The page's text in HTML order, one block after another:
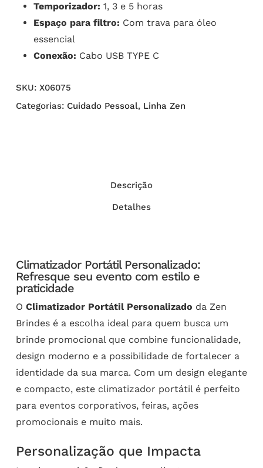
Temporizador: 1, 3 e 5 horas
Espaço para filtro: Com trava para óleo
essencial
Conexão: Cabo USB TYPE C
SKU: X06075
Categorias: Cuidado Pessoal, Linha Zen
Descrição
Detalhes
Climatizador Portátil Personalizado:
Refresque seu evento com estilo e
praticidade
O Climatizador Portátil Personalizado da Zen
Brindes é a escolha ideal para quem busca um
brinde promocional que combine funcionalidade,
design moderno e a possibilidade de fortalecer a
identidade da sua marca. Com um design elegante
e compacto, este climatizador portátil é perfeito
para eventos corporativos, feiras, ações
promocionais e muito mais.
Personalização que Impacta